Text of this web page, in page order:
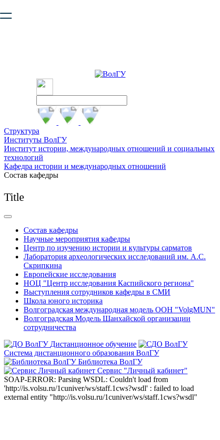
безопасную работу с сайтом. Пожалуйста
Структура
Институты ВолГУ
Институт истории, международных отношений и социальных
технологий
Кафедра истории и международных отношений
Состав кафедры
Title
Состав кафедры
Научные мероприятия кафедры
Центр по изучению истории и культуры сарматов
Лаборатория археологических исследований им. А.С.
Скрипкина
Европейские исследования
НОЦ "Центр исследования Каспийского региона"
Выступления сотрудников кафедры в СМИ
Школа юного историка
Волгоградская международная модель ООН "VolgMUN"
Волгоградская Модель Шанхайской организации
сотрудничества
Дистанционное обучение
Система дистанционного образования ВолГУ
Библиотека ВолГУ
Сервис "Личный кабинет"
SOAP-ERROR: Parsing WSDL: Couldn't load from
'http://is.volsu.ru/1cuniver/ws/staff.1cws?wsdl' : failed to load
external entity "http://is.volsu.ru/1cuniver/ws/staff.1cws?wsdl"